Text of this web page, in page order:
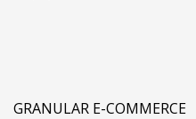
GRANULAR E-COMMERCE